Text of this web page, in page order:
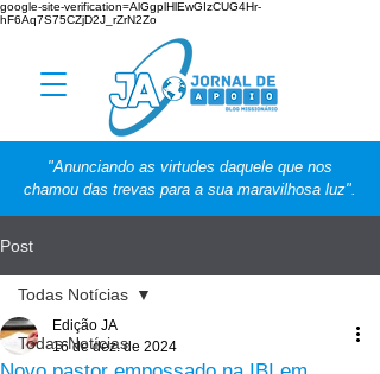
google-site-verification=AlGgplHlEwGIzCUG4Hr-
hF6Aq7S75CZjD2J_rZrN2Zo
"Anunciando as virtudes daquele que nos
chamou das trevas para a sua maravilhosa luz".
Post
Todas Notícias
Todas Notícias
Edição JA
16 de dez. de 2024